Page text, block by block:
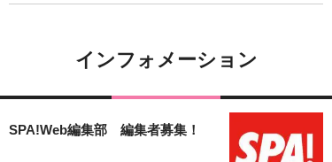
インフォメーション
SPA!Web編集部 編集者募集！